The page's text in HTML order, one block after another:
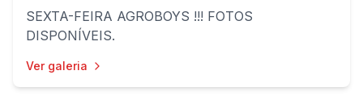
SEXTA-FEIRA AGROBOYS !!! FOTOS
DISPONÍVEIS.
Ver galeria